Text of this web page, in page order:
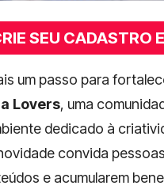
SEU CADASTRO
um passo para
Lovers, uma
dedicado à
convida
e acumularem